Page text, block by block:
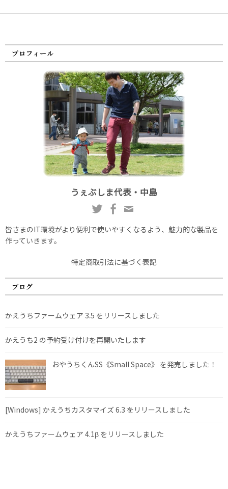
プロフィール
うぇぶしま代表・中島
皆さまのIT環境がより便利で使いやすくなるよう、魅力的な製品を
作っていきます。
特定商取引法に基づく表記
ブログ
かえうちファームウェア 3.5 をリリースしました
かえうち2 の予約受け付けを再開いたします
おやうちくんSS《Small Space》 を発売しました！
[Windows] かえうちカスタマイズ 6.3 をリリースしました
かえうちファームウェア 4.1β をリリースしました